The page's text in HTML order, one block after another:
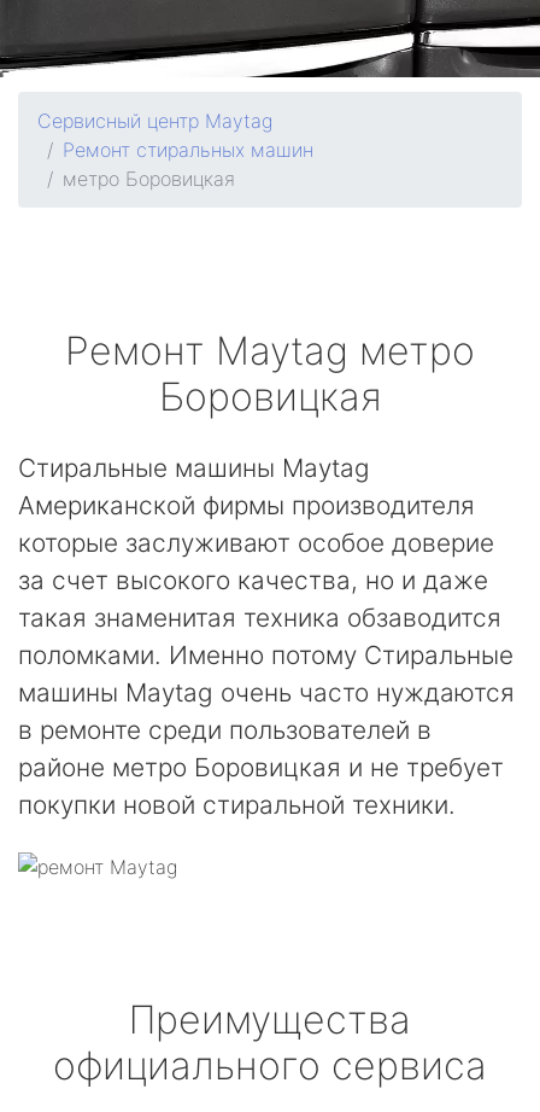
Сервисный центр Maytag
Ремонт стиральных машин
метро Боровицкая
Ремонт Maytag метро
Боровицкая
Стиральные машины Maytag
Американской фирмы производителя
которые заслуживают особое доверие
за счет высокого качества, но и даже
такая знаменитая техника обзаводится
поломками. Именно потому Стиральные
машины Maytag очень часто нуждаются
в ремонте среди пользователей в
районе метро Боровицкая и не требует
покупки новой стиральной техники.
Преимущества
официального сервиса